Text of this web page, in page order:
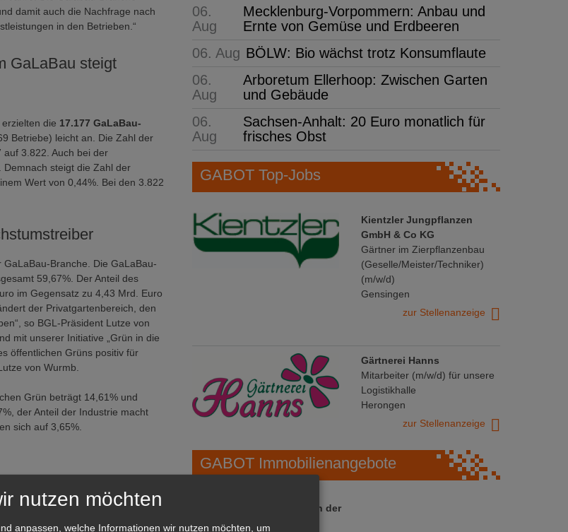
damit auch die Nachfrage nach
in den Betrieben.“
GaLaBau steigt
erzielten die 17.177 GaLaBau-
Betriebe) leicht an. Die Zahl der
3.822. Auch bei der
Demnach steigt die Zahl der
Wert von 0,44%. Bei den 3.822
Branche. Die GaLaBau-
59,67%. Der Anteil des
im Gegensatz zu 4,43 Mrd. Euro
der Privatgartenbereich, den
so BGL-Präsident Lutze von
mit unserer Initiative „Grün in die
öffentlichen Grüns positiv für
von Wurmb.
Grün beträgt 14,61% und
der Anteil der Industrie macht
sich auf 3,65%.
06.
Aug
Mecklenburg-Vorpommern: Anbau und
Ernte von Gemüse und Erdbeeren
06. Aug BÖLW: Bio wächst trotz Konsumflaute
06.
Aug
Arboretum Ellerhoop: Zwischen Garten
und Gebäude
06.
Aug
Sachsen-Anhalt: 20 Euro monatlich für
frisches Obst
GABOT Top-Jobs
Kientzler Jungpflanzen
GmbH & Co KG
Gärtner im Zierpflanzenbau
(Geselle/Meister/Techniker)
(m/w/d)
Gensingen
zur Stellenanzeige
Gärtnerei Hanns
Mitarbeiter (m/w/d) für unsere
Logistikhalle
Herongen
zur Stellenanzeige
GABOT Immobilienangebote
1A-Lage, ihre Chance in der
grünen Branche
nutzen möchten
anpassen, welche Informationen wir nutzen möchten, um